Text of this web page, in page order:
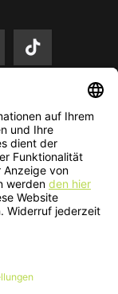
Versandkosten.
der Vorrat reicht.
All Rights Reserved.​